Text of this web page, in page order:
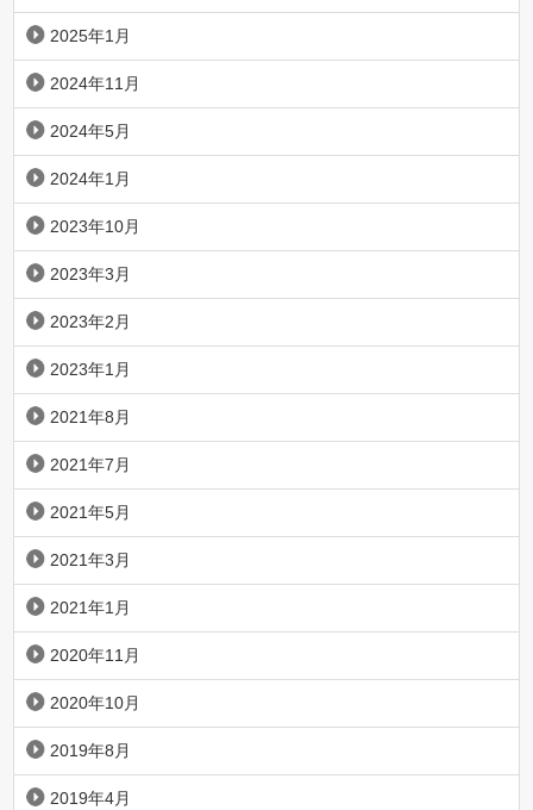
2025年1月
2024年11月
2024年5月
2024年1月
2023年10月
2023年3月
2023年2月
2023年1月
2021年8月
2021年7月
2021年5月
2021年3月
2021年1月
2020年11月
2020年10月
2019年8月
2019年4月